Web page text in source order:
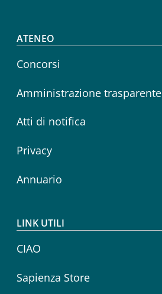
Footer menu
ATENEO
Concorsi
Amministrazione trasparente
Atti di notifica
Privacy
Annuario
LINK UTILI
CIAO
Sapienza Store